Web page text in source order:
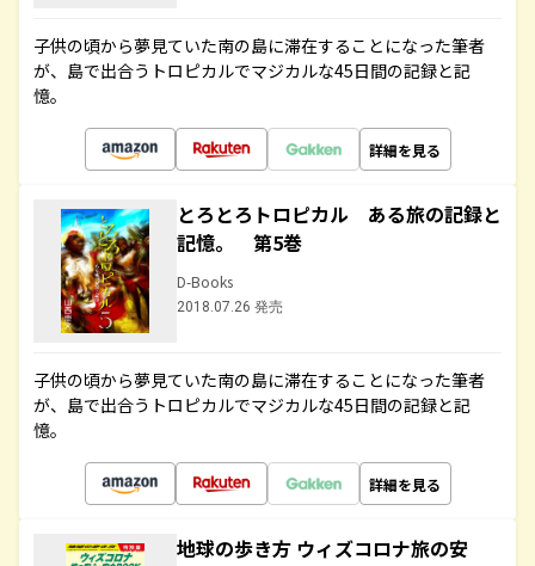
子供の頃から夢見ていた南の島に滞在することになった筆者
が、島で出合うトロピカルでマジカルな45日間の記録と記
憶。
詳細を見る
とろとろトロピカル ある旅の記録と
記憶。 第5巻
D-Books
2018.07.26 発売
子供の頃から夢見ていた南の島に滞在することになった筆者
が、島で出合うトロピカルでマジカルな45日間の記録と記
憶。
詳細を見る
地球の歩き方 ウィズコロナ旅の安